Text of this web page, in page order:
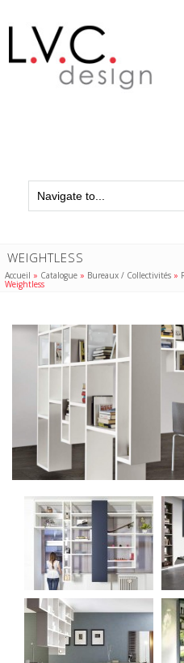
WEIGHTLESS
Accueil » Catalogue » Bureaux / Collectivités »
Weightless